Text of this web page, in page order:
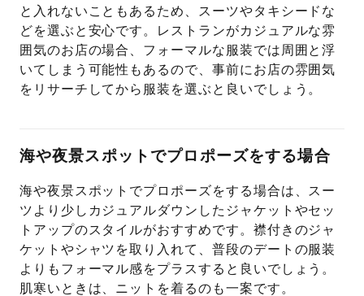
と入れないこともあるため、スーツやタキシードな
どを選ぶと安心です。レストランがカジュアルな雰
囲気のお店の場合、フォーマルな服装では周囲と浮
いてしまう可能性もあるので、事前にお店の雰囲気
をリサーチしてから服装を選ぶと良いでしょう。
海や夜景スポットでプロポーズをする場合
海や夜景スポットでプロポーズをする場合は、スー
ツより少しカジュアルダウンしたジャケットやセッ
トアップのスタイルがおすすめです。襟付きのジャ
ケットやシャツを取り入れて、普段のデートの服装
よりもフォーマル感をプラスすると良いでしょう。
肌寒いときは、ニットを着るのも一案です。